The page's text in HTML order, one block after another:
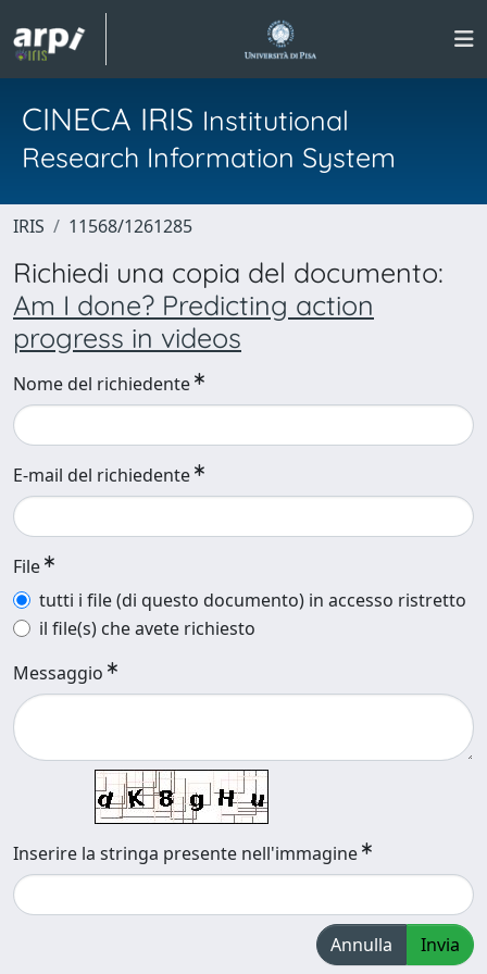
CINECA IRIS Institutional
Research Information System
IRIS 11568/1261285
Richiedi una copia del documento:
Am I done? Predicting action
progress in videos
Nome del richiedente
E-mail del richiedente
File
tutti i file (di questo documento) in accesso ristretto
il file(s) che avete richiesto
Messaggio
Inserire la stringa presente nell'immagine
Annulla Invia